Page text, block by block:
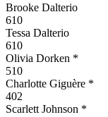
Brooke Dalterio
610
Tessa Dalterio
610
Olivia Dorken *
510
Charlotte Giguère *
402
Scarlett Johnson *